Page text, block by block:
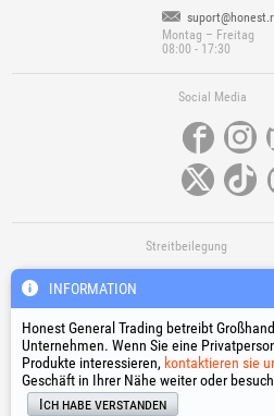
Montag – Freitag
08:00 - 17:30
Social Media
Streitbeilegung
Nützliche Links
INFORMATION
Honest General Trading betreibt
Unternehmen. Wenn Sie eine
Produkte interessieren, kontaktieren sie
Geschäft in Ihrer Nähe weiter oder
Ich habe verstanden